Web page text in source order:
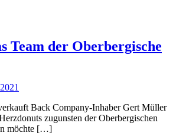
Team der Oberbergische
Back Company-Inhaber Gert Müller
zugunsten der Oberbergischen
möchte […]